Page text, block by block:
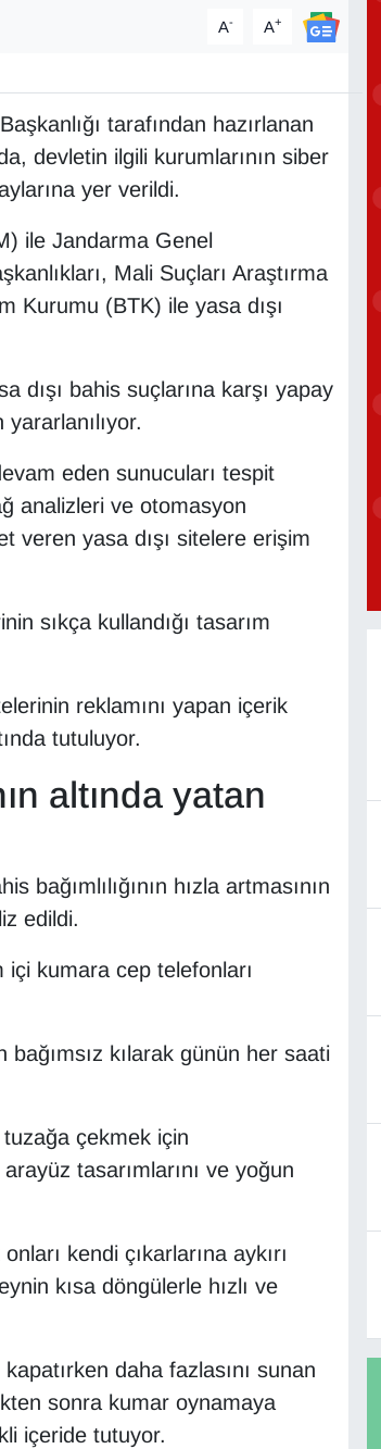
A- A+
tarafından hazırlanan
devletin ilgili kurumlarının siber
yer verildi.
ile Jandarma Genel
Mali Suçları Araştırma
Kurumu (BTK) ile yasa dışı
dışı bahis suçlarına karşı yapay
eden sunucuları tespit
analizleri ve otomasyon
veren yasa dışı sitelere erişim
sıkça kullandığı tasarım
reklamını yapan içerik
tutuluyor.
altında yatan
hızla artmasının
edildi.
kumara cep telefonları
bağımsız kılarak günün her saati
tuzağa çekmek için
tasarımlarını ve yoğun
kendi çıkarlarına aykırı
kısa döngülerle hızlı ve
daha fazlasını sunan
sonra kumar oynamaya
içeride tutuyor.